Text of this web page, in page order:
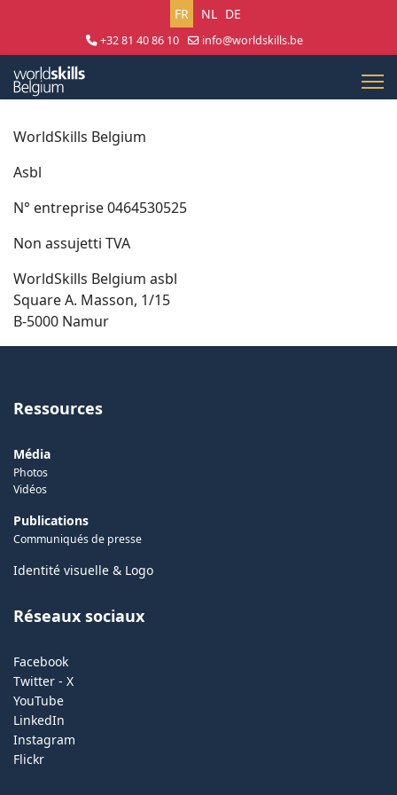
Sélectionnez votre langue
FR NL DE
+32 81 40 86 10
info@worldskills.be
WorldSkills Belgium
Asbl
N° entreprise 0464530525
Non assujetti TVA
WorldSkills Belgium asbl
Square A. Masson, 1/15
B-5000 Namur
Ressources
Média
Photos
Vidéos
Publications
Communiqués de presse
Identité visuelle & Logo
Réseaux sociaux
Facebook
Twitter - X
YouTube
LinkedIn
Instagram
Flickr